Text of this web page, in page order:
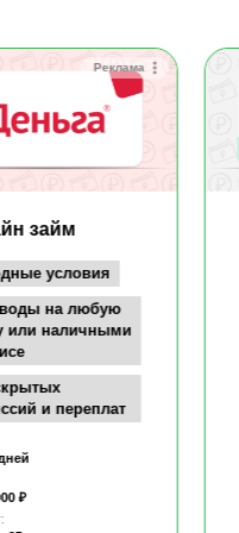
Реклама
займ
условия
на любую
или наличными
и переплат
₽